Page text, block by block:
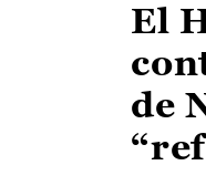
El
de